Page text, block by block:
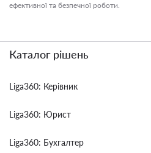
ефективної та безпечної роботи.
Каталог рішень
Liga360: Керівник
Liga360: Юрист
Liga360: Бухгалтер